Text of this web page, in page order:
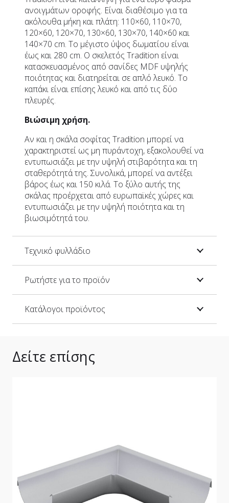
ανοιγμάτων οροφής. Είναι διαθέσιμο για τα
ακόλουθα μήκη και πλάτη: 110×60, 110×70,
120×60, 120×70, 130×60, 130×70, 140×60 και
140×70 cm. Το μέγιστο ύψος δωματίου είναι
έως και 280 cm. Ο σκελετός Tradition είναι
κατασκευασμένος από σανίδες MDF υψηλής
ποιότητας και διατηρείται σε απλό λευκό. Το
καπάκι είναι επίσης λευκό και από τις δύο
πλευρές.
Βιώσιμη χρήση.
Αν και η σκάλα σοφίτας Tradition μπορεί να
χαρακτηριστεί ως μη πυράντοχη, εξακολουθεί να
εντυπωσιάζει με την υψηλή στιβαρότητα και τη
σταθερότητά της. Συνολικά, μπορεί να αντέξει
βάρος έως και 150 κιλά. Το ξύλο αυτής της
σκάλας προέρχεται από ευρωπαϊκές χώρες και
εντυπωσιάζει με την υψηλή ποιότητα και τη
βιωσιμότητά του.
Τεχνικό φυλλάδιο
Ρωτήστε για το προϊόν
Κατάλογοι προϊόντος
Δείτε επίσης